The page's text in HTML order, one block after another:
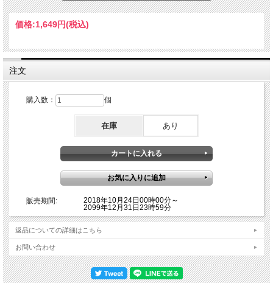
2018年4月来日公演後「GENESIS REVISITED, SOLO GEMS & GTR」ツアーは7月
で一旦終了。そして10月からはなんと母国イギリスで41人編成オーケストラを帯
シンフォニー・ホールでのコンサートを、1時間57分にわたりハイクオリティー・
オーディエンス・レコーディングにてコンプリート収録。バンド・サウンドボード
とオーケストラのバランスもカンペキで、クラシックの演奏会などで使用される由
緒正しい会場だけに、クラシック・コンサートの雰囲気を見事に真空パックしたサ
ンフォニックなライブのツアー名は、シンプルに「GENESIS REVISITED 2018」
と銘打たれている通り、メインとなるのはジェネシスの代表曲。ちなみにソロ・ナ
ンバーも5曲ほど披露されるも、それ以外はすべてジェネシス・ナンバーで、しか
も『眩惑のブロードウェイ』以外の全アルバムからまんべんなくセレクト。 特に
ガブリエル時代は「Supper's Ready」を筆答に、「The Musical Box」「Firth of
Fifth」「Dancing With the Moonlit Knight」といった大曲が選ばれ、ソロや4人編成
時代からは5分台のナンバーが中心となっており、そのオーケストラとの見事なコ
ントラストは感動もの。また最大の聞きどころとして、『VOYAGE OF THE
ACOLYTE』からの「Shadow of the Hierophant」は、10分を超える壮大なロック・
価格:1,649円(税込)
注文
購入数： 個
在庫 あり
販売期間:
2018年10月24日00時00分～
2099年12月31日23時59分
返品についての詳細はこちら
お問い合わせ